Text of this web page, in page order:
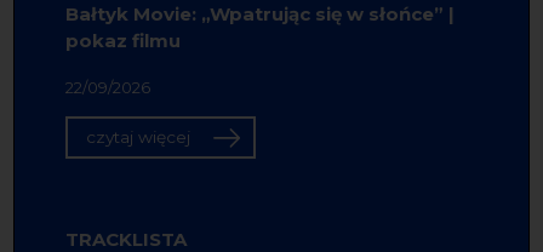
Bałtyk Movie: „Wpatrując się w słońce” |
pokaz filmu
22/09/2026
czytaj więcej
TRACKLISTA